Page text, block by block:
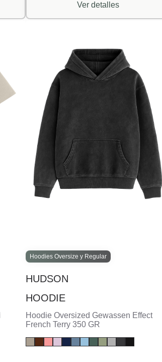
Ver detalles
Hoodies Oversize y Regular
HUDSON
HOODIE
Hoodie Oversized Gewassen Effect
French Terry 350 GR